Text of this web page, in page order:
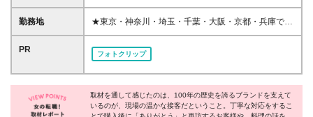
興味がある方 ◇経験を活かし丁寧な接客に挑戦した
い方 ◇分からないことも聞きやすい温かい環境で働
い方
給与・待遇の差異はありません。 ※月給額は、あなた
の年齢、経験、能力を考慮の上、優遇いたします。待
経験の浅い方も歓迎いたします！ ※残業代は実労働時
勤務地
★東京・神奈川・埼玉・千葉・大阪・京都・兵庫で採
用強化中！★ ＊勤務地は希望を考慮して決定いたし
ます 【東京】 ◇二子玉川ライズ店 ◇北千住マルイ店
◇南町田グランベリーパークアウトレット店 ◇池袋
東武店 ◇新宿伊勢丹店 ◇松屋銀座店 ◇日本橋三越店
【神奈川】 ◇テラスモール湘南店 ◇ラゾーナ川崎店
◇そごう横浜店 ◇三井アウトレットパーク 横浜ベイ
サイド店 【埼玉】 ◇そごう大宮店 ◇レイクタウン ア
PR
フォトクリップ
取材を通して感じたのは、100年の歴史を誇るブランドを支えて
いるのが、現場の温かな接客だということ。丁寧な対応をするこ